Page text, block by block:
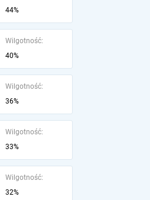
44%
Wilgotność:
40%
Wilgotność:
36%
Wilgotność:
33%
Wilgotność:
32%